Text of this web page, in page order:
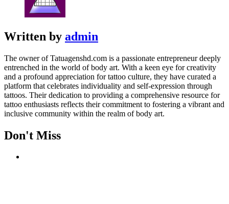
Written by admin
The owner of Tatuagenshd.com is a passionate entrepreneur deeply
entrenched in the world of body art. With a keen eye for creativity
and a profound appreciation for tattoo culture, they have curated a
platform that celebrates individuality and self-expression through
tattoos. Their dedication to providing a comprehensive resource for
tattoo enthusiasts reflects their commitment to fostering a vibrant and
inclusive community within the realm of body art.
Don't Miss